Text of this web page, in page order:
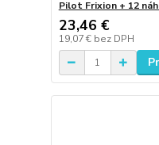
Pilot Frixion + 12
23,46 €
19,07 € bez DPH